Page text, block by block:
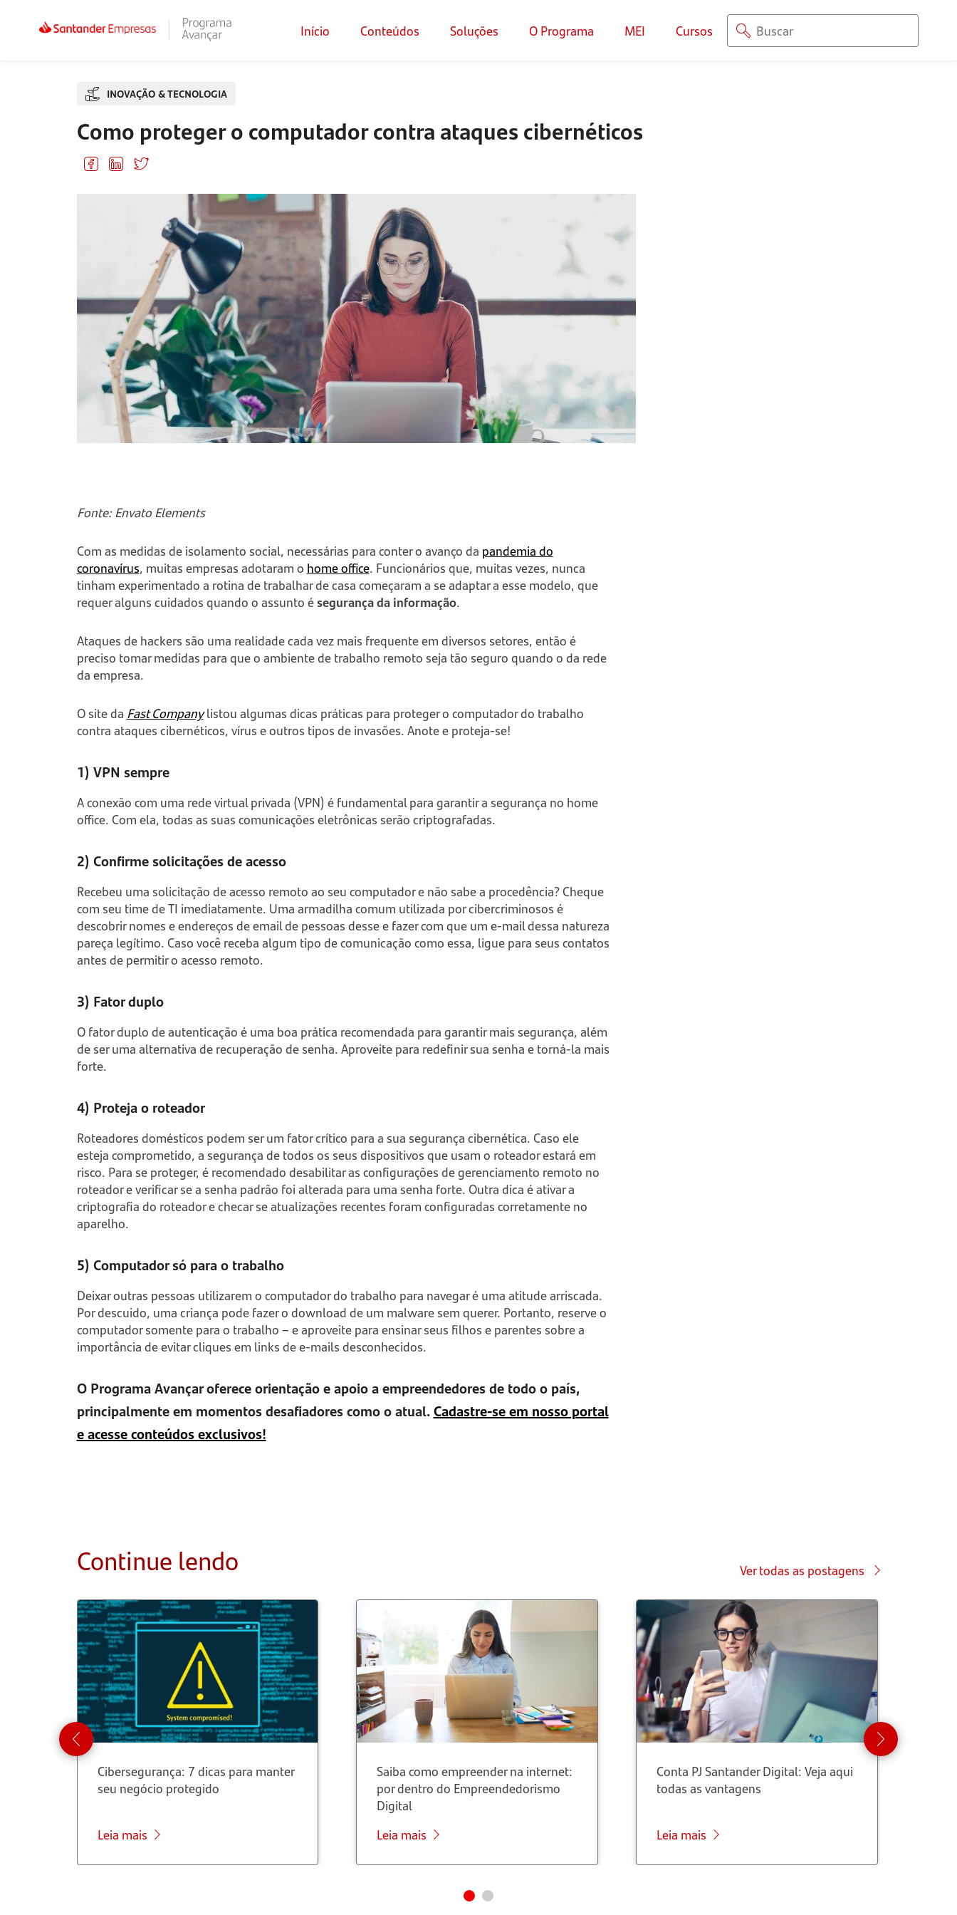
Início Conteúdos Soluções O Programa MEI Cursos
INOVAÇÃO & TECNOLOGIA
Como proteger o computador contra ataques cibernéticos
Fonte: Envato Elements
Com as medidas de isolamento social, necessárias para conter o avanço da pandemia do
coronavírus, muitas empresas adotaram o home office. Funcionários que, muitas vezes, nunca
tinham experimentado a rotina de trabalhar de casa começaram a se adaptar a esse modelo, que
requer alguns cuidados quando o assunto ésegurança da informação.
Ataques de hackers são uma realidade cada vez mais frequente em diversos setores, então é
preciso tomar medidas para que o ambiente de trabalho remoto seja tão seguro quando o da rede
da empresa.
O site da Fast Companylistou algumas dicas práticas para proteger o computador do trabalho
contra ataques cibernéticos, vírus e outros tipos de invasões. Anote e proteja-se!
1) VPN sempre
A conexão com uma rede virtual privada (VPN) é fundamental para garantir a segurança no home
office. Com ela, todas as suas comunicações eletrônicas serão criptografadas.
2) Confirme solicitações de acesso
Recebeu uma solicitação de acesso remoto ao seu computador e não sabe a procedência? Cheque
com seu time de TI imediatamente. Uma armadilha comum utilizada por cibercriminosos é
descobrir nomes e endereços de email de pessoas desse e fazer com que um e-mail dessa natureza
pareça legítimo. Caso você receba algum tipo de comunicação como essa, ligue para seus contatos
antes de permitir o acesso remoto.
3) Fator duplo
O fator duplo de autenticação é uma boa prática recomendada para garantir mais segurança, além
de ser uma alternativa de recuperação de senha. Aproveite para redefinir sua senha e torná-la mais
forte.
4) Proteja o roteador
Roteadores domésticos podem ser um fator crítico para a sua segurança cibernética. Caso ele
esteja comprometido, a segurança de todos os seus dispositivos que usam o roteador estará em
risco. Para se proteger, é recomendado desabilitar as configurações de gerenciamento remoto no
roteador e verificar se a senha padrão foi alterada para uma senha forte. Outra dica é ativar a
criptografia do roteador e checar se atualizações recentes foram configuradas corretamente no
aparelho.
5) Computador só para o trabalho
Deixar outras pessoas utilizarem o computador do trabalho para navegar é uma atitude arriscada.
Por descuido, uma criança pode fazer o download de um malware sem querer. Portanto, reserve o
computador somente para o trabalho – e aproveite para ensinar seus filhos e parentes sobre a
importância de evitar cliques em links de e-mails desconhecidos.
O Programa Avançaroferece orientação e apoio a empreendedores de todo o país,
principalmente em momentos desafiadores como o atual.Cadastre-se em nosso portal
e acesse conteúdos exclusivos!
Continue lendo Ver todas as postagens
Cibersegurança: 7 dicas para manter
seu negócio protegido
Leia mais
Saiba como empreender na internet:
por dentro do Empreendedorismo
Digital
Leia mais
Conta PJ Santander Digital: Veja aqui
todas as vantagens
Leia mais